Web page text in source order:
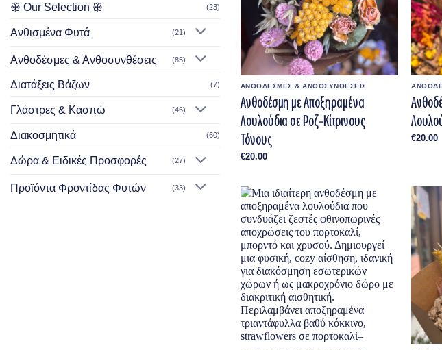
ꕥ Our Selection ꕥ (23)
Ανθισμένα Φυτά (21)
Ανθοδέσμες & Ανθοσυνθέσεις (85)
Διατάξεις Βάζων (7)
Γλάστρες & Κασπώ (46)
Διακοσμητικά (60)
Δώρα & Ειδικές Προσφορές (27)
Προϊόντα Φροντίδας Φυτών (33)
ΑΝΘΟΔΕΣΜΕΣ & ΑΝΘΟΣΥΝΘΕΣΕΙΣ
Ανθοδέσμη με Αποξηραμένα
Λουλούδια σε Ροζ–Κίτρινους
Τόνους
€20.00
€20.00